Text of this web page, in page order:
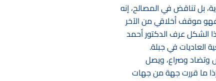
بل تناقض في المصالح، إنه
فهو موقف أخلاقي من الآخر
الشكل عرف الدكتور أحمد
العاديات في جبلة.
وتضاد وصراع، ويصل
إذا ما قررت جهة من جهات